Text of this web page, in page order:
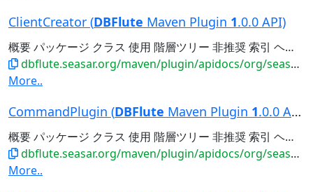
ClientCreator (DBFlute Maven Plugin 1.0.0 API)
概要 パッケージ クラス 使用 階層ツリー 非推奨 索引 ヘルプ 前のクラス 次のクラス フレーム フレームなし すべてのクラス 概要: ネスト | フィールド | コンストラクタ | メソッド 詳細: フィールド | コンストラクタ...
dbflute.seasar.org/maven/plugin/apidocs/org/seasar/dbflute/maven/plugin/client/ClientCreator.html
More..
CommandPlugin (DBFlute Maven Plugin 1.0.0 API)
概要 パッケージ クラス 使用 階層ツリー 非推奨 索引 ヘルプ 前のクラス 次のクラス フレーム フレームなし すべてのクラス 概要: ネスト | フィールド | コンストラクタ | メソッド 詳細: フィールド | コンストラクタ...
dbflute.seasar.org/maven/plugin/apidocs/org/seasar/dbflute/maven/plugin/CommandPlugin.html
More..